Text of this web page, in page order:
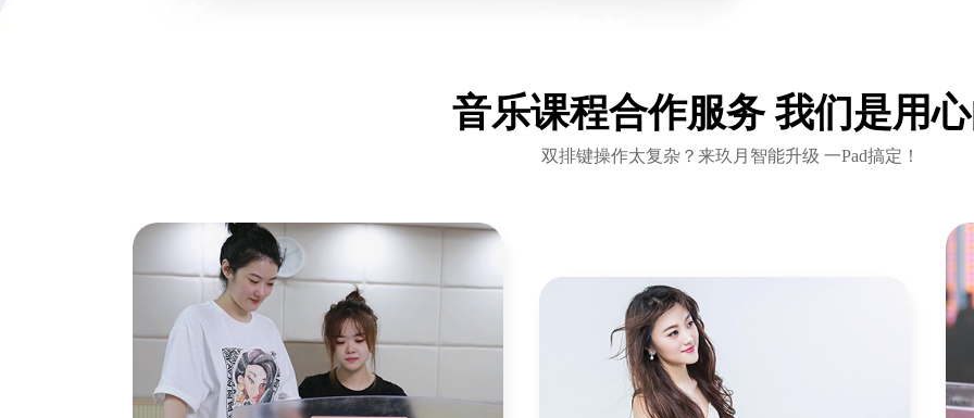
音乐课程合作服务 我们是用
双排键操作太复杂？来玖月智能升级 一Pad搞定！